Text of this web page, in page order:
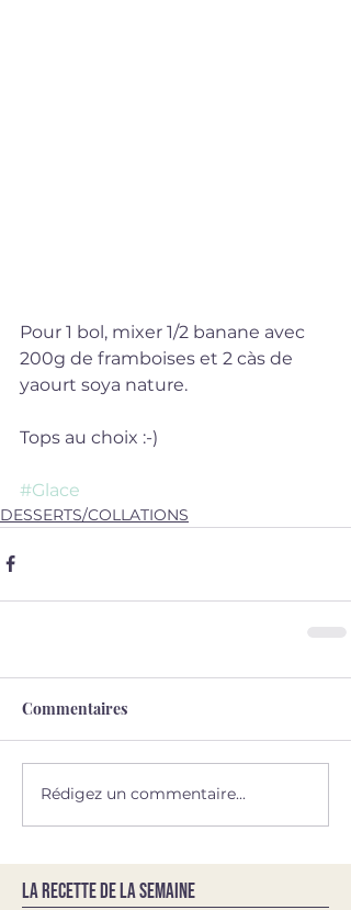
Pour 1 bol, mixer 1/2 banane avec
200g de framboises et 2 càs de
yaourt soya nature.
Tops au choix :-)
#Glace
DESSERTS/COLLATIONS
Commentaires
Rédigez un commentaire...
LA RECETTE DE LA SEMAINE